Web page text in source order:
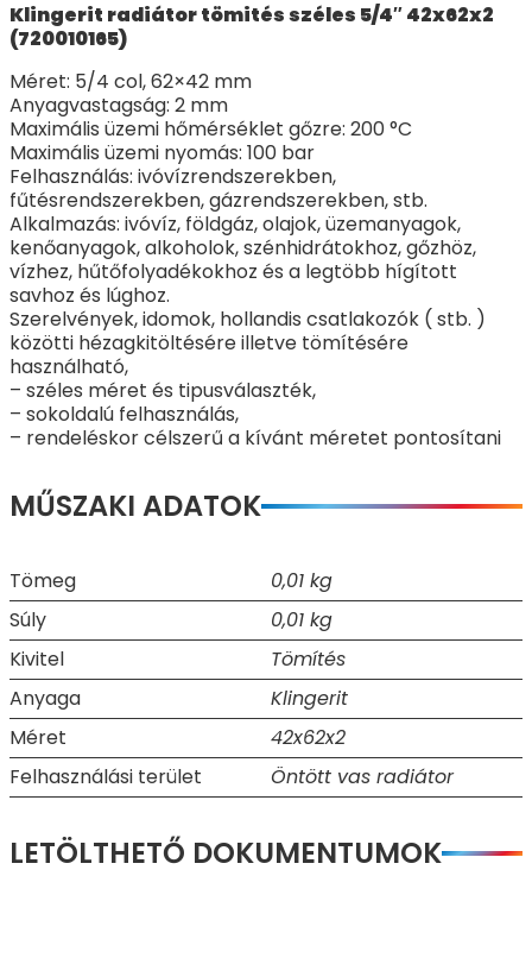
Klingerit radiátor tömités széles 5/4″ 42x62x2
(720010165)
Méret: 5/4 col, 62×42 mm
Anyagvastagság: 2 mm
Maximális üzemi hőmérséklet gőzre: 200 °C
Maximális üzemi nyomás: 100 bar
Felhasználás: ivóvízrendszerekben,
fűtésrendszerekben, gázrendszerekben, stb.
Alkalmazás: ivóvíz, földgáz, olajok, üzemanyagok,
kenőanyagok, alkoholok, szénhidrátokhoz, gőzhöz,
vízhez, hűtőfolyadékokhoz és a legtöbb hígított
savhoz és lúghoz.
Szerelvények, idomok, hollandis csatlakozók ( stb. )
közötti hézagkitöltésére illetve tömítésére
használható,
– széles méret és tipusválaszték,
– sokoldalú felhasználás,
– rendeléskor célszerű a kívánt méretet pontosítani
MŰSZAKI ADATOK
Tömeg
0,01 kg
Súly
0,01 kg
Kivitel
Tömítés
Anyaga
Klingerit
Méret
42x62x2
Felhasználási terület
Öntött vas radiátor
LETÖLTHETŐ DOKUMENTUMOK